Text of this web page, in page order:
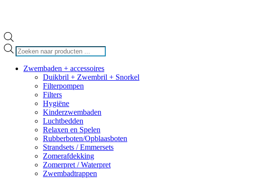
Producten
zoeken
Zwembaden + accessoires
Duikbril + Zwembril + Snorkel
Filterpompen
Filters
Hygiëne
Kinderzwembaden
Luchtbedden
Relaxen en Spelen
Rubberboten/Opblaasboten
Strandsets / Emmersets
Zomerafdekking
Zomerpret / Waterpret
Zwembadtrappen